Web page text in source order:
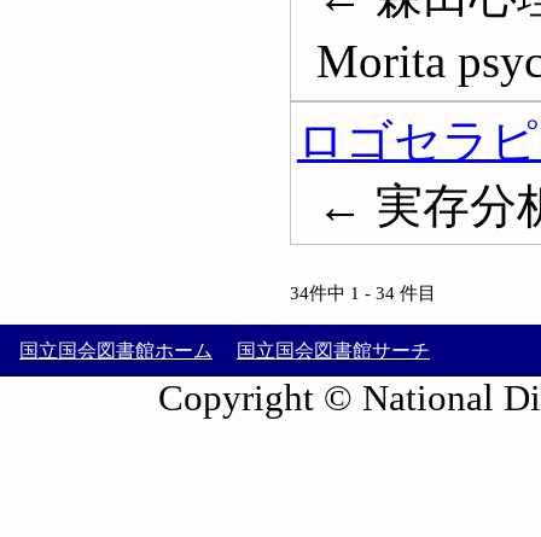
Morita
ロゴセラ
← 実存分
34件中 1 - 34 件目
国立国会図書館ホーム 国立国会図書館サーチ
Copyright © National